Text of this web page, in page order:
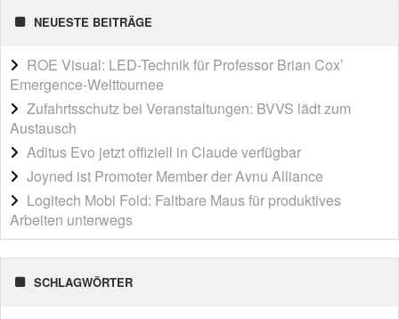
NEUESTE BEITRÄGE
ROE Visual: LED-Technik für Professor Brian Cox’
Emergence-Welttournee
Zufahrtsschutz bei Veranstaltungen: BVVS lädt zum
Austausch
Aditus Evo jetzt offiziell in Claude verfügbar
Joyned ist Promoter Member der Avnu Alliance
Logitech Mobi Fold: Faltbare Maus für produktives
Arbeiten unterwegs
SCHLAGWÖRTER